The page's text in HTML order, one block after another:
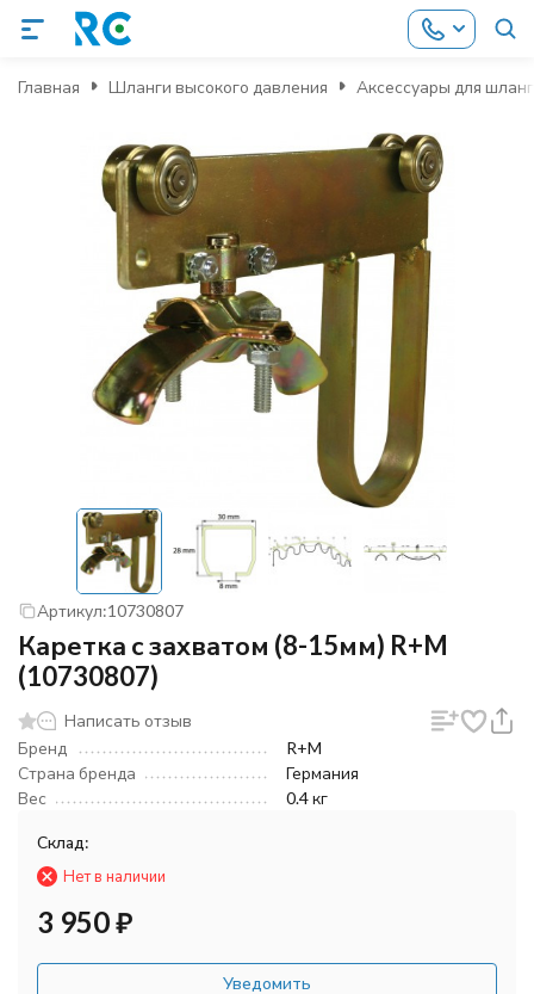
Главная Шланги высокого давления Аксессуары для
Артикул:10730807
Каретка с захватом (8-15мм) R+M
(10730807)
Написать отзыв
Бренд
R+M
Страна бренда
Германия
Вес
0.4 кг
Склад:
Нет в наличии
3 950₽
Уведомить